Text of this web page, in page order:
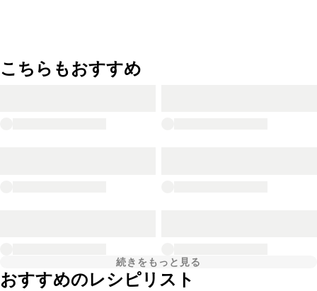
こちらもおすすめ
続きをもっと見る
おすすめのレシピリスト